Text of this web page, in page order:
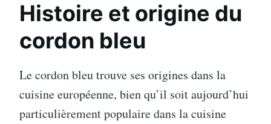
Histoire et origine du
cordon bleu
Le cordon bleu trouve ses origines dans la
cuisine européenne, bien qu’il soit aujourd’hui
particulièrement populaire dans la cuisine